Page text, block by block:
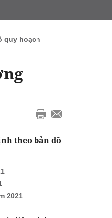
quy hoạch
theo bản đồ
2021